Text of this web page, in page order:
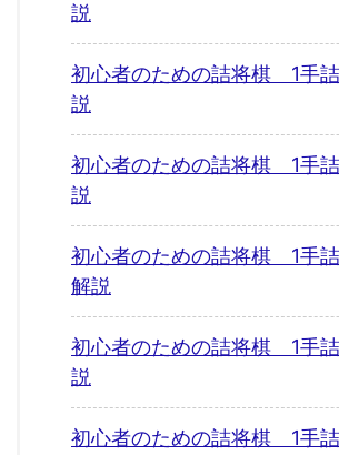
説
初心者のための詰将棋 1手
説
初心者のための詰将棋 1手
説
初心者のための詰将棋 1手
解説
初心者のための詰将棋 1手
説
初心者のための詰将棋 1手